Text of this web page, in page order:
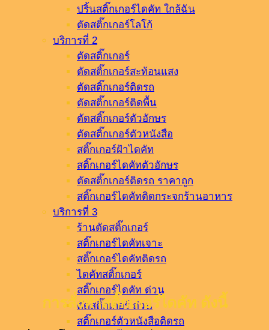
ปริ้นสติ๊กเกอร์ไดคัท ใกล้ฉัน
ตัดสติ๊กเกอร์โลโก้
บริการที่ 2
ตัดสติ๊กเกอร์
ตัดสติ๊กเกอร์สะท้อนแสง
ตัดสติ๊กเกอร์ติดรถ
ตัดสติ๊กเกอร์ติดพื้น
ตัดสติ๊กเกอร์ตัวอักษร
ตัดสติ๊กเกอร์ตัวหนังสือ
สติ๊กเกอร์ฝ้าไดคัท
สติ๊กเกอร์ไดคัทตัวอักษร
ตัดสติ๊กเกอร์ติดรถ ราคาถูก
สติ๊กเกอร์ไดคัทติดกระจกร้านอาหาร
บริการที่ 3
ร้านตัดสติ๊กเกอร์
สติ๊กเกอร์ไดคัทเจาะ
สติ๊กเกอร์ไดคัทติดรถ
ไดคัทสติ๊กเกอร์
สติ๊กเกอร์ไดคัท ด่วน
ตัดสติ๊กเกอร์ ด่วน
สติ๊กเกอร์ตัวหนังสือติดรถ
การสั่งทำสติ๊กเกอร์ไดคัท ดังนี้